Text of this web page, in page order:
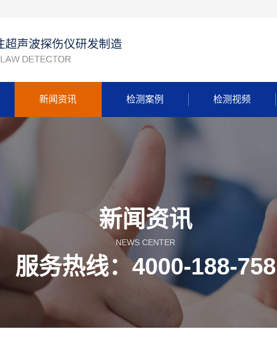
新闻资讯 检测案例 检测视频
新闻资讯
NEWS CENTER
服务热线：4000-188-758